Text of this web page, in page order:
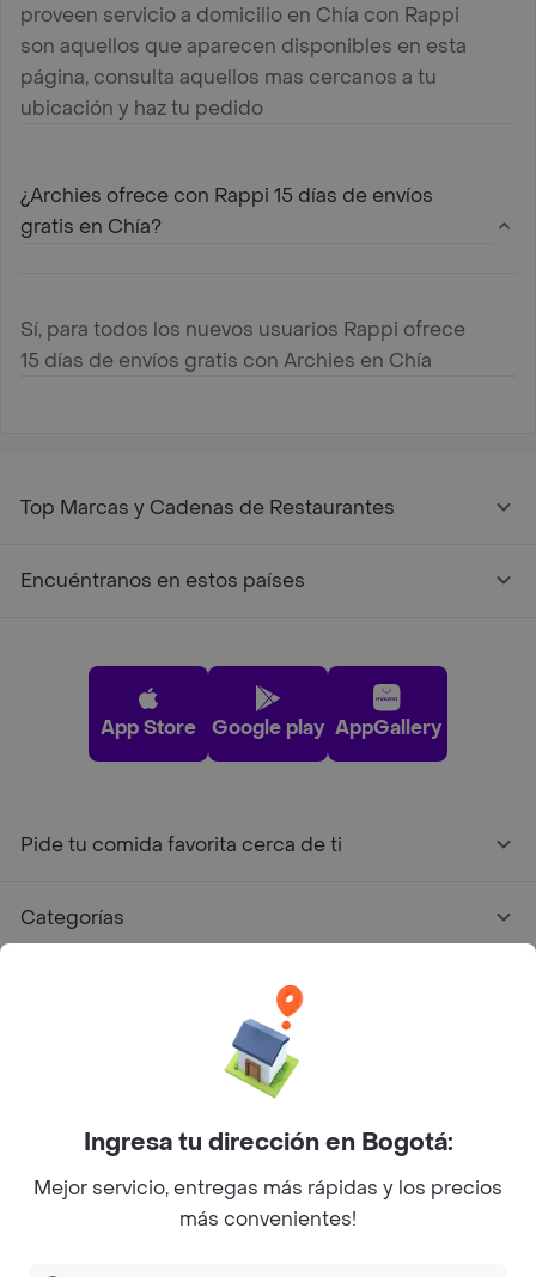
proveen servicio a domicilio en Chía con Rappi
son aquellos que aparecen disponibles en esta
página, consulta aquellos mas cercanos a tu
ubicación y haz tu pedido
¿Archies ofrece con Rappi 15 días de envíos
gratis en Chía?
Sí, para todos los nuevos usuarios Rappi ofrece
15 días de envíos gratis con Archies en Chía
Top Marcas y Cadenas de Restaurantes
Encuéntranos en estos países
App Store Google play AppGallery
Pide tu comida favorita cerca de ti
Categorías
Facebook
Twitter
Instagram
©2026Rappi Inc. All rights reserved.
Ingresa tu dirección en Bogotá:
Mejor servicio, entregas más rápidas y los precios
más convenientes!